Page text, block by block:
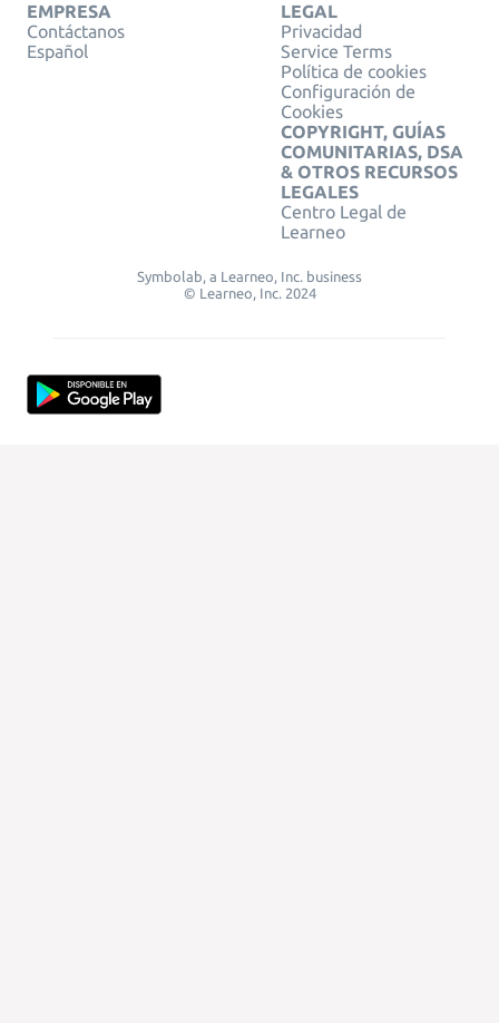
EMPRESA
Contáctanos
Español
LEGAL
Privacidad
Service Terms
Política de cookies
Configuración de
Cookies
COPYRIGHT, GUÍAS
COMUNITARIAS, DSA
& OTROS RECURSOS
LEGALES
Centro Legal de
Learneo
Symbolab, a Learneo, Inc. business
© Learneo, Inc. 2024